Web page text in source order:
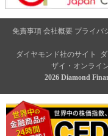
免責事項 会社概要 プライバ
ダイヤモンド社のサイト
ザイ・オンライ
2026 Diamond